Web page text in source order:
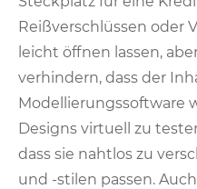
Reißverschlüssen oder
leicht öffnen lassen,
verhindern, dass der
Modellierungssoftware
Designs virtuell zu
dass sie nahtlos zu
und -stilen passen.